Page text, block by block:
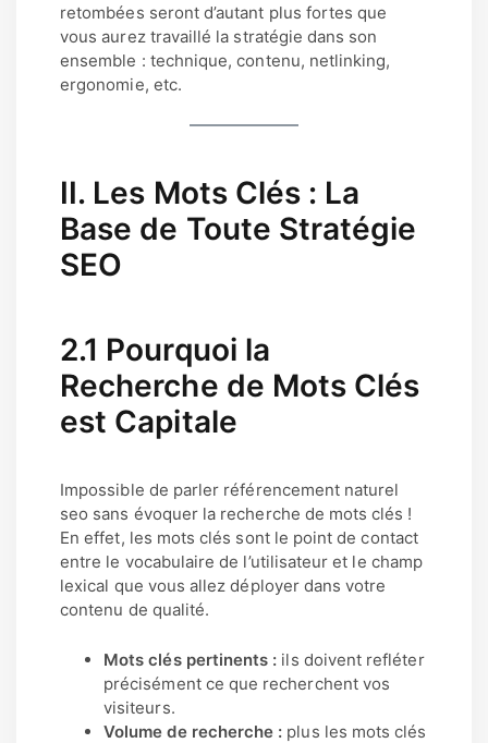
retombées seront d’autant plus fortes que
vous aurez travaillé la stratégie dans son
ensemble : technique, contenu, netlinking,
ergonomie, etc.
II. Les Mots Clés : La
Base de Toute Stratégie
SEO
2.1 Pourquoi la
Recherche de Mots Clés
est Capitale
Impossible de parler référencement naturel
seo sans évoquer la recherche de mots clés !
En effet, les mots clés sont le point de contact
entre le vocabulaire de l’utilisateur et le champ
lexical que vous allez déployer dans votre
contenu de qualité.
Mots clés pertinents : ils doivent refléter
précisément ce que recherchent vos
visiteurs.
Volume de recherche : plus les mots clés